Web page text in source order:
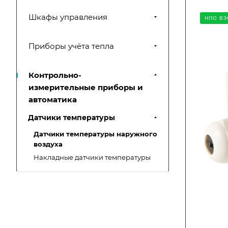
НПО
Шкафы управления
Приборы учёта тепла
Контрольно-
измерительные приборы и
автоматика
Датчики температуры
Датчики температуры наружного
воздуха
Накладные датчики температуры